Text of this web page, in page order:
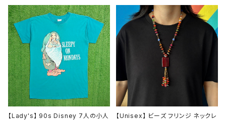
【Lady's】 90s Disney 7人の小人
【Unisex】 ビーズ フリンジ ネックレ